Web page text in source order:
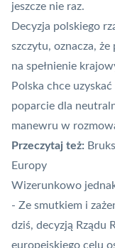
jeszcze nie raz.
Decyzja polskiego
szczytu, oznacza,
na spełnienie
Polska chce
poparcie dla
manewru w
Przeczytaj też:
Europy
Wizerunkowo
- Ze smutkiem i
dziś, decyzją Rządu
europejskiego celu